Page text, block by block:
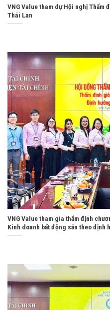
VNG Value tham dự Hội nghị Thẩm
Thái Lan
VNG Value tham gia thẩm định
Kinh doanh bất động sản theo định